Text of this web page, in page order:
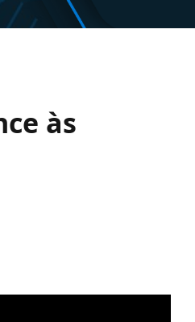
às